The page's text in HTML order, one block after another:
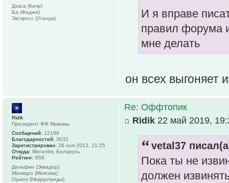
И я вправе
правил форума
мне делать
он всех выгоняет
Докса (Кипр)
Ба (Фиджи)
Экспресс (Уганда)
Re: Оффтопик
Ridik 22 май 2019,
vetal37
Пока ты не
должен
Ridik
Президент ФФ Мьянмы
Сообщений: 12199
Благодарностей: 3032
Зарегистрирован: 26 ноя 2013, 21:25
Откуда: Могилёв, Беларусь
Рейтинг: 858
Дельфин (Эквадор)
Монкаро (Мексика)
Орион (Нидерланды)